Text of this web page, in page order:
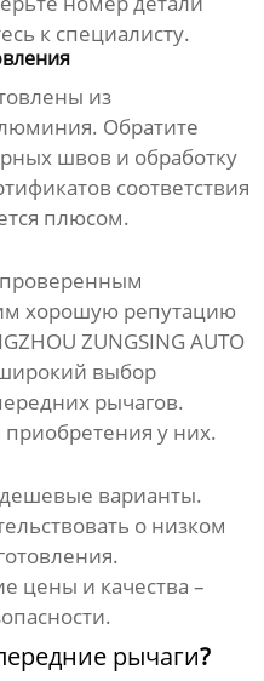
к специалисту.
из
Обратите
швов и обработку
соответствия
плюсом.
хорошую репутацию
ZUNGSING AUTO
широкий выбор
рычагов.
у них.
варианты.
о низком
цены и качества –
рычаги?